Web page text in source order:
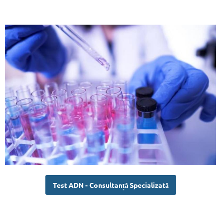
Test ADN - Consultanță Specializată